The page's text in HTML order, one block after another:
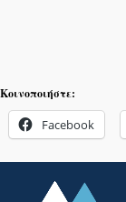
Κοινοποιήστε:
Facebook